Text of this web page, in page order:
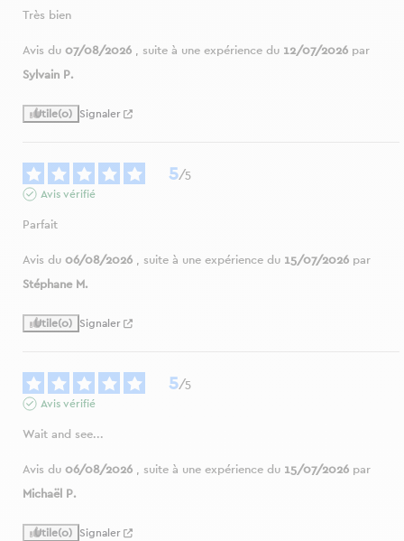
Très bien
Avis du 07/08/2026 , suite à une expérience du 12/07/2026 par
Sylvain P.
Utile(0) Signaler
5/5
Avis vérifié
Parfait
Avis du 06/08/2026 , suite à une expérience du 15/07/2026 par
Stéphane M.
Utile(0) Signaler
5/5
Avis vérifié
Wait and see...
Avis du 06/08/2026 , suite à une expérience du 15/07/2026 par
Michaël P.
Utile(0) Signaler